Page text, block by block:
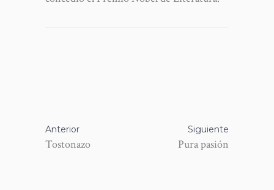
Anterior
Tostonazo
Siguiente
Pura pasión